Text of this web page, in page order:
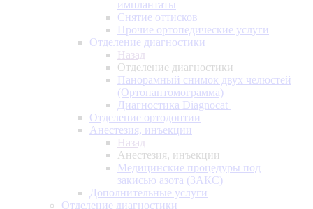
имплантаты
Снятие оттисков
Прочие ортопедические услуги
Отделение диагностики
Назад
Отделение диагностики
Панорамный снимок двух челюстей
(Ортопантомограмма)
Диагностика Diagnocat
Отделение ортодонтии
Анестезия, инъекции
Назад
Анестезия, инъекции
Медицинские процедуры под
закисью азота (ЗАКС)
Дополнительные услуги
Отделение диагностики